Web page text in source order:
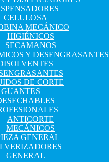
CELULOSA
MECÁNICO
HIGIÉNICOS
SECAMANOS
Y DESENGRASANTES
DE CORTE
GUANTES
ANTICORTE
MECÁNICOS
GENERAL
GENERAL